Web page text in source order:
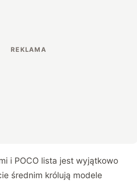
i POCO lista jest wyjątkowo
średnim królują modele